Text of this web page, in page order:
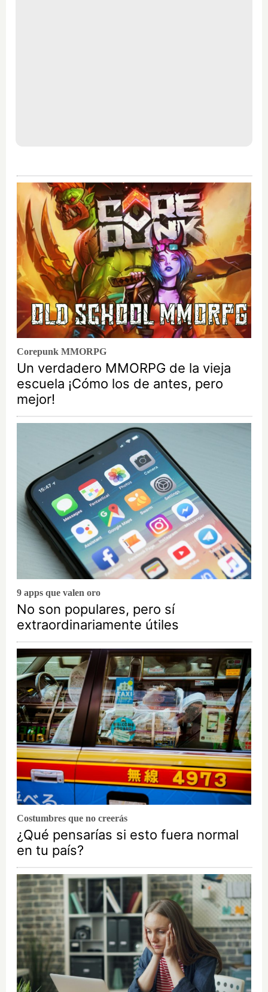
Corepunk MMORPG
Un verdadero MMORPG de la vieja
escuela ¡Cómo los de antes, pero
mejor!
9 apps que valen oro
No son populares, pero sí
extraordinariamente útiles
Costumbres que no creerás
¿Qué pensarías si esto fuera normal
en tu país?